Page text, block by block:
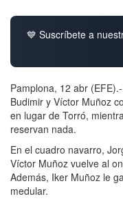
💙 Suscríbete a
Pamplona, 12 abr
Budimir y Víctor Muñoz
en lugar de Torró,
reservan nada.
En el cuadro navarro,
Víctor Muñoz vuelve al
Además, Iker Muñoz le
medular.